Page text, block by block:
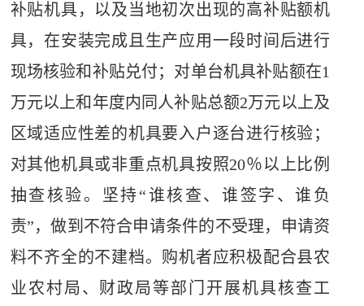
补贴机具，以及当地初次出现的高补贴额机
具，在安装完成且生产应用一段时间后进行
现场核验和补贴兑付；对单台机具补贴额在1
万元以上和年度内同人补贴总额2万元以上及
区域适应性差的机具要入户逐台进行核验；
对其他机具或非重点机具按照20％以上比例
抽查核验。坚持“谁核查、谁签字、谁负
责”，做到不符合申请条件的不受理，申请资
料不齐全的不建档。购机者应积极配合县农
业农村局、财政局等部门开展机具核查工